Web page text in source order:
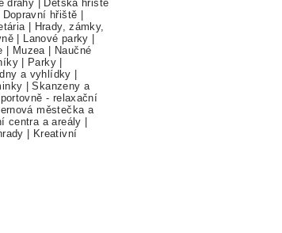
dráhy | Dětská hřiště
Dopravní hřiště |
| Hrady, zámky,
| Lanové parky |
| Muzea | Naučné
| Parky |
a vyhlídky |
|Skanzeny a
- relaxační
městečka a
centra a areály |
| Kreativní